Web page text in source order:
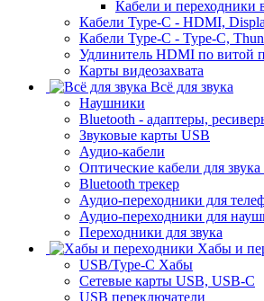
Кабели и переходники
Кабели Type-C - HDMI,
Кабели Type-C - Type-C,
Удлинитель HDMI по витой
Карты видеозахвата
Всё для звука
Наушники
Bluetooth - адаптеры,
Звуковые карты USB
Аудио-кабели
Оптические кабели для
Bluetooth трекер
Аудио-переходники для
Аудио-переходники для
Переходники для звука
Хабы и
USB/Type-C Хабы
Сетевые карты USB, USB-C
USB переключатели